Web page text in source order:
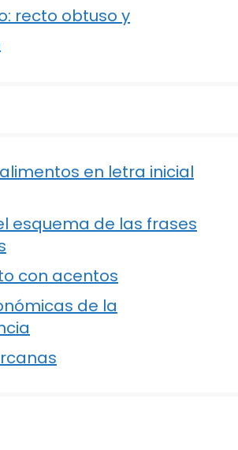
recto obtuso y
en letra inicial
esquema de las frases
con acentos
de la